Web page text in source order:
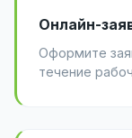
Онлайн-
Оформите
течение